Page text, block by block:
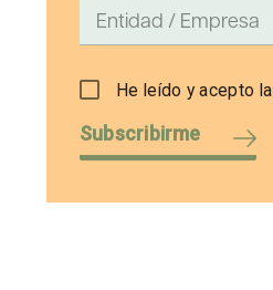
He leído y acepto la
Subscribirme